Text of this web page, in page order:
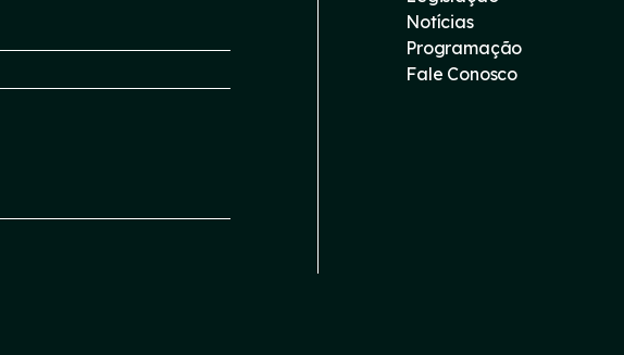
Notícias
Programação
Fale Conosco